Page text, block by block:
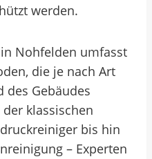
werden.
Nohfelden umfasst
die je nach Art
des Gebäudes
klassischen
bis hin
– Experten